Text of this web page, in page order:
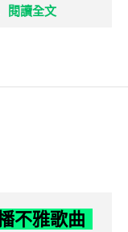
閱讀全文
不雅歌曲